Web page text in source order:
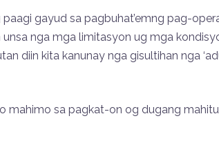
gayud sa pagbuhat’emng pag-
nga mga limitasyon ug mga
diin kita kanunay nga gisultihan nga
mahimo sa pagkat-on og dugang